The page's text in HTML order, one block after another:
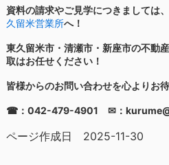
資料の請求やご見学につきましては
久留米営業所へ！
東久留米市・清瀬市・新座市の不動
取はお任せください！
皆様からのお問い合わせを心よりお
☎：042-479-4901 ✉：
ページ作成日 2025-11-30